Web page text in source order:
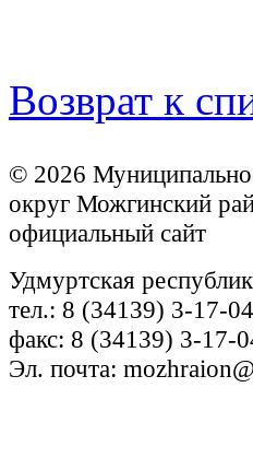
Возврат к
© 2026
округ Можгинский
официальный сайт
Удмуртская
тел.: 8 (34139) 3-17-04
факс: 8 (34139) 3-17-
Эл. почта: